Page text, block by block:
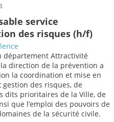
service
des risques (h/f)
département Attractivité
direction de la prévention a
la coordination et mise en
des risques, de
dits prioritaires de la Ville, de
que l’emploi des pouvoirs de
de la sécurité civile.